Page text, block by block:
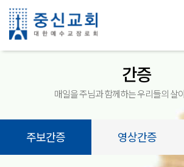
간증
매일을 주님과 함께하는 우리들의 살
주보간증 영상간증